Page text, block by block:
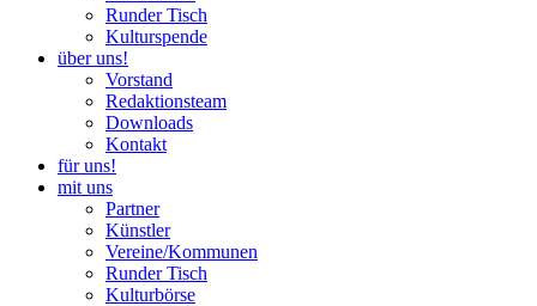
Runder Tisch
Kulturspende
über uns!
Vorstand
Redaktionsteam
Downloads
Kontakt
für uns!
mit uns
Partner
Künstler
Vereine/Kommunen
Runder Tisch
Kulturbörse